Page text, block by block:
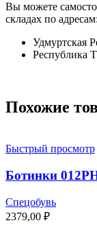
Вы можете
складах по адресам:
Удмуртская
Республика
Похожие
Быстрый просмотр
Ботинки
Спецобувь
2379,00 ₽